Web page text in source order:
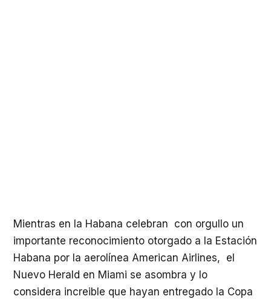
Mientras en la Habana celebran con orgullo un
importante reconocimiento otorgado a la Estación
Habana por la aerolínea American Airlines, el
Nuevo Herald en Miami se asombra y lo
considera increible que hayan entregado la Copa